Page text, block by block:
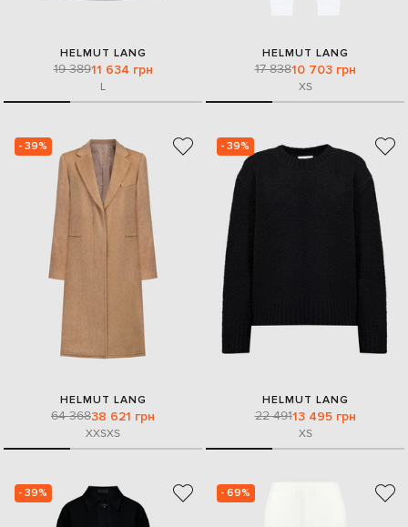
HELMUT LANG
19 38911 634 грн
L
HELMUT LANG
17 83810 703 грн
XS
- 39%
HELMUT LANG
64 36838 621 грн
XXSXS
- 39%
HELMUT LANG
22 49113 495 грн
XS
- 39% - 69%